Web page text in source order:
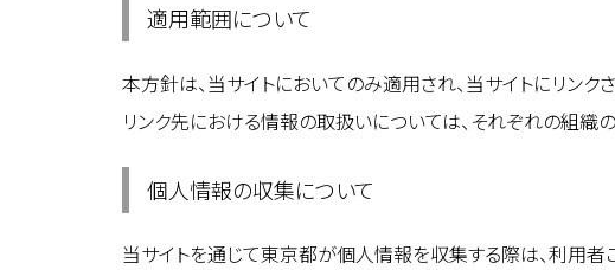
適用範囲について
本方針は、当サイトにおいてのみ適用され、当サイトにリン
リンク先における情報の取扱いについては、それぞれの組織
個人情報の収集について
当サイトを通じて東京都が個人情報を収集する際は、利用